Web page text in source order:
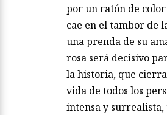
por un ratón de color
cae en el tambor de
una prenda de su
rosa será decisivo
la historia, que
vida de todos los
intensa y